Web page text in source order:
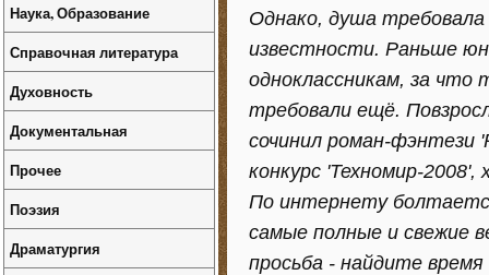
Однако, душа
известности. Раньше
одноклассникам, за что
требовали ещё.
сочинил роман-фэнтези
конкурс 'Техномир-
По интернету
самые полные и свежие
просьба - найдите
Наука, Образование
Справочная литература
Духовность
Документальная
Прочее
Поэзия
Драматургия